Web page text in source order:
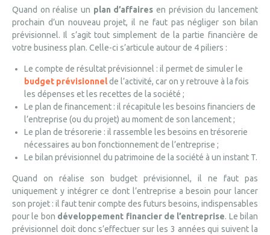
Quand on réalise un plan d’affaires en prévision du lancement
prochain d’un nouveau projet, il ne faut pas négliger son bilan
prévisionnel. Il s’agit tout simplement de la partie financière de
votre business plan. Celle-ci s’articule autour de 4 piliers :
Le compte de résultat prévisionnel : il permet de simuler le
budget prévisionnelde l’activité, car on y retrouve à la fois
les dépenses et les recettes de la société ;
Le plan de financement : il récapitule les besoins financiers de
l’entreprise (ou du projet) au moment de son lancement ;
Le plan de trésorerie : il rassemble les besoins en trésorerie
nécessaires au bon fonctionnement de l’entreprise ;
Le bilan prévisionnel du patrimoine de la société à un instant T.
Quand on réalise son budget prévisionnel, il ne faut pas
uniquement y intégrer ce dont l’entreprise a besoin pour lancer
son projet : il faut tenir compte des futurs besoins, indispensables
pour le bon développement financier de l’entreprise. Le bilan
prévisionnel doit donc s’effectuer sur les 3 années qui suivent la